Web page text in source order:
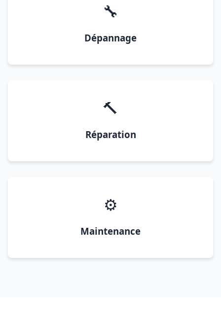
🔧
Dépannage
🔨
Réparation
⚙️
Maintenance